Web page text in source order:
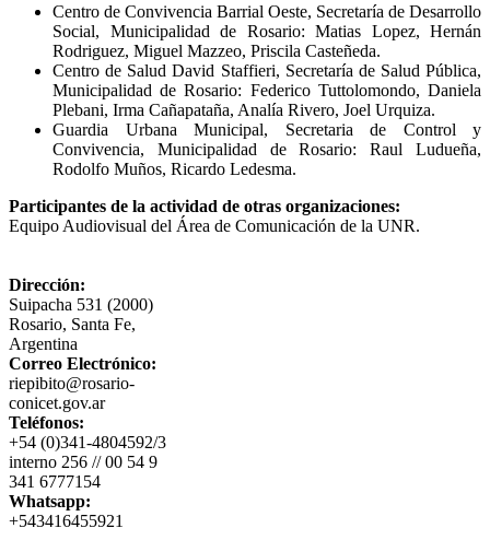
Centro de Convivencia Barrial Oeste, Secretaría de Desarrollo
Social, Municipalidad de Rosario: Matias Lopez, Hernán
Rodriguez, Miguel Mazzeo, Priscila Casteñeda.
Centro de Salud David Staffieri, Secretaría de Salud Pública,
Municipalidad de Rosario: Federico Tuttolomondo, Daniela
Plebani, Irma Cañapataña, Analía Rivero, Joel Urquiza.
Guardia Urbana Municipal, Secretaria de Control y
Convivencia, Municipalidad de Rosario: Raul Ludueña,
Rodolfo Muños, Ricardo Ledesma.
Participantes de la actividad de otras organizaciones:
Equipo Audiovisual del Área de Comunicación de la UNR.
Dirección:
Suipacha 531 (2000)
Rosario, Santa Fe,
Argentina
Correo Electrónico:
riepibito@rosario-
conicet.gov.ar
Teléfonos:
+54 (0)341-4804592/3
interno 256 // 00 54 9
341 6777154
Whatsapp:
+543416455921